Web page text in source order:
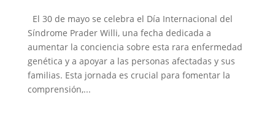
El 30 de mayo se celebra el Día Internacional del
Síndrome Prader Willi, una fecha dedicada a
aumentar la conciencia sobre esta rara enfermedad
genética y a apoyar a las personas afectadas y sus
familias. Esta jornada es crucial para fomentar la
comprensión,...